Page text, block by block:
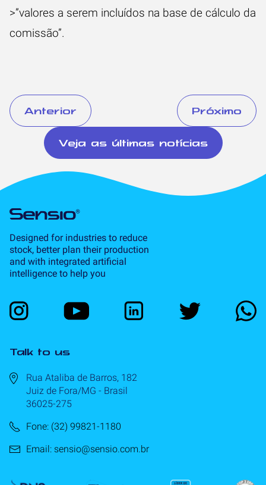
>”valores a serem incluídos na base de cálculo da
comissão”.
Anterior Próximo
Veja as últimas notícias
Designed for industries to reduce
stock, better plan their production
and with integrated artificial
intelligence to help you
Talk to us
Rua Ataliba de Barros, 182
Juiz de Fora/MG - Brasil
36025-275
Fone: (32) 99821-1180
Email: sensio@sensio.com.br